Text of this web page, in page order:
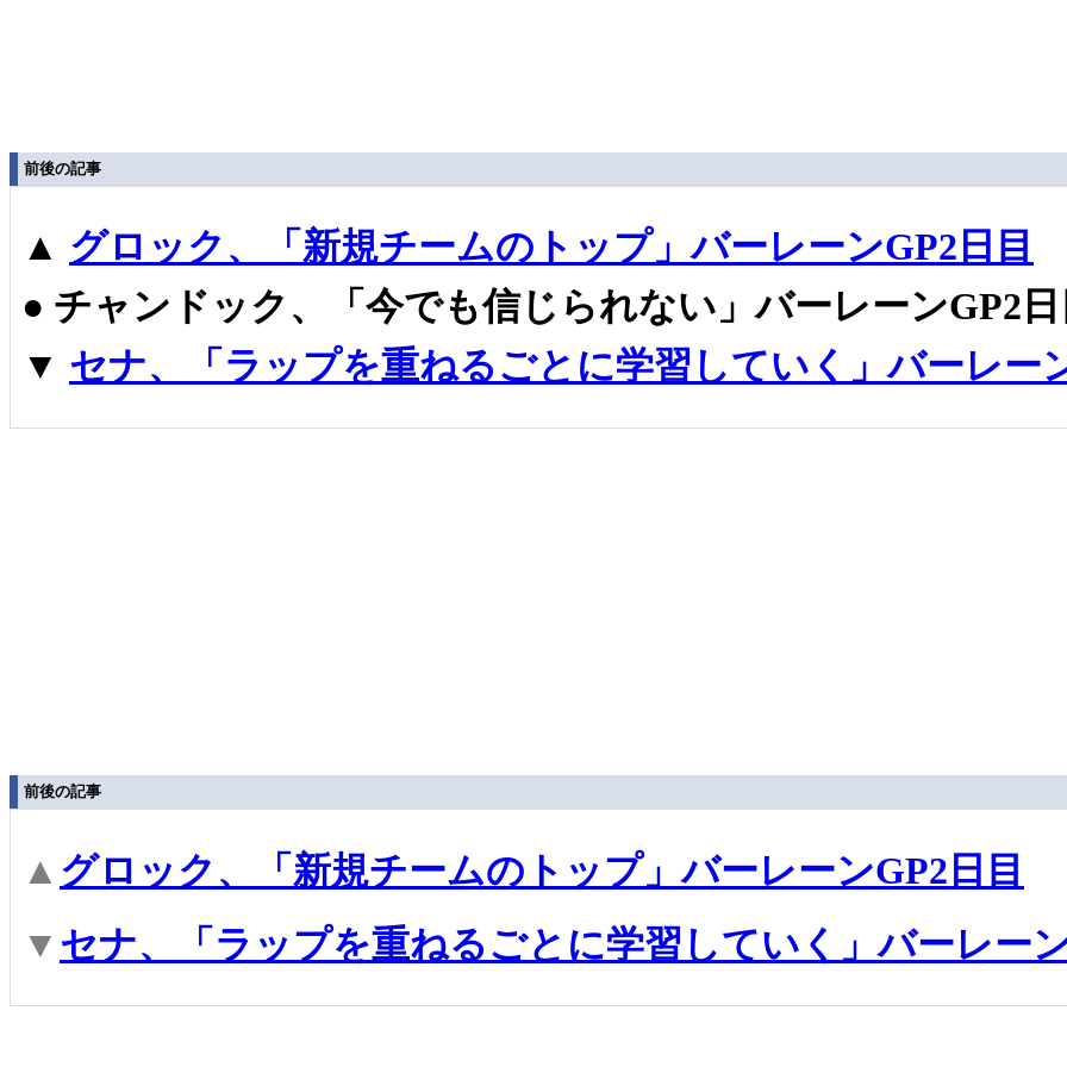
前後の記事
▲ グロック、「新規チームのトップ」バーレーンGP2日目
● チャンドック、「今でも信じられない」バーレーンGP2日
▼ セナ、「ラップを重ねるごとに学習していく」バーレー
前後の記事
▲ グロック、「新規チームのトップ」バーレーンGP2日目
▼ セナ、「ラップを重ねるごとに学習していく」バーレー